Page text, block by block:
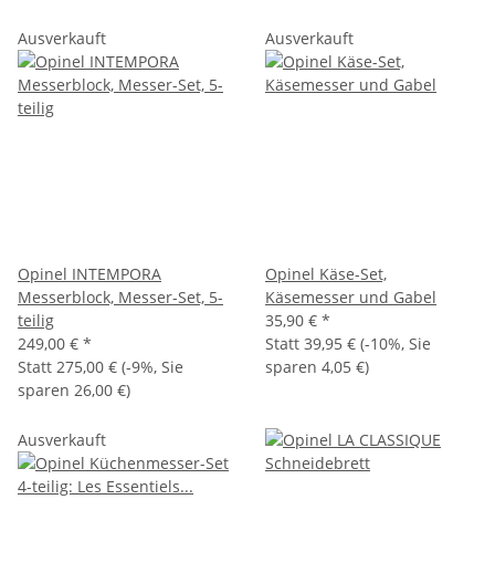
Ausverkauft
Opinel INTEMPORA
Messerblock, Messer-Set, 5-
teilig
249,00 € *
Statt 275,00 € (-9%, Sie
sparen 26,00 €)
Ausverkauft
Opinel Käse-Set,
Käsemesser und Gabel
35,90 € *
Statt 39,95 € (-10%, Sie
sparen 4,05 €)
Ausverkauft